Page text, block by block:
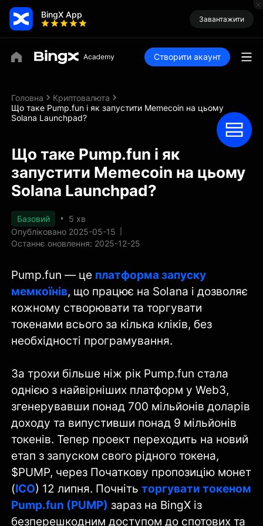
BingX App Завантажити
Створити акаунт
Головна
Криптовалюта
Що таке Pump.fun і як запустити Memecoin на цьому
Solana Launchpad?
Що таке Pump.fun і як
запустити Memecoin на цьому
Solana Launchpad?
Базовий
5 хв
Опубліковано 2025-05-15
Останнє оновлення: 2025-12-25
Pump.fun — це платформа запуску
мемкоїнів, що працює на Solana і дозволяє
кожному створювати та торгувати
токенами всього за кілька кліків, без
необхідності програмування.
За трохи більше ніж рік Pump.fun стала
однією з найвірніших платформ у Web3,
згенерувавши понад 700 мільйонів доларів
доходу та випустивши понад 9 мільйонів
токенів. Тепер проект переходить на новий
етап з запуском свого рідного токена,
$PUMP, через Початкову пропозицію монет
(ICO) 12 липня. Почнітьторгувати токеном
Pump.fun (PUMP) зараз на BingX із
безперешкодним доступом до спотових та